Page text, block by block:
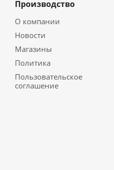
Производство
О компании
Новости
Магазины
Политика
Пользовательское
соглашение